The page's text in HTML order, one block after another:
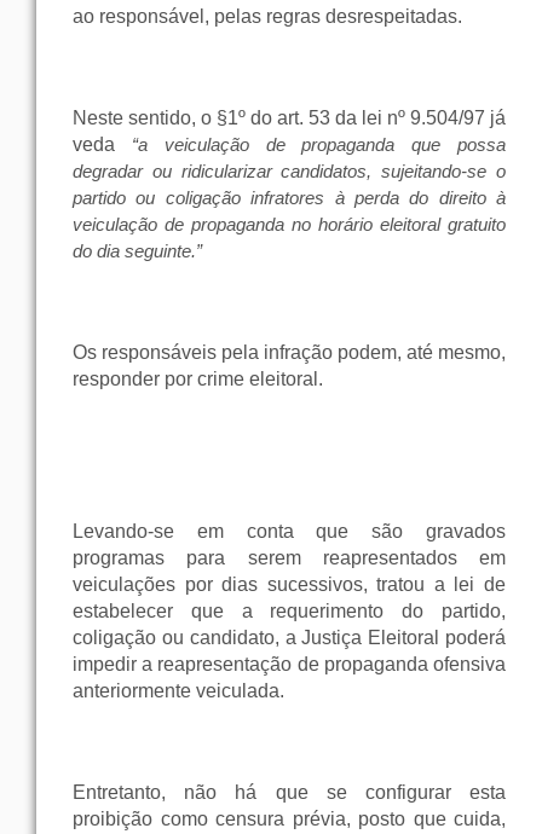
ao responsável, pelas regras desrespeitadas.
Neste sentido, o §1º do art. 53 da lei nº 9.504/97 já
veda
“a veiculação de propaganda que possa
degradar ou ridicularizar candidatos, sujeitando-se o
partido ou coligação infratores à perda do direito à
veiculação de propaganda no horário eleitoral gratuito
do dia seguinte.”
Os responsáveis pela infração podem, até mesmo,
responder por crime eleitoral.
Levando-se em conta que são gravados
programas para serem reapresentados em
veiculações por dias sucessivos, tratou a lei de
estabelecer que a requerimento do partido,
coligação ou candidato, a Justiça Eleitoral poderá
impedir a reapresentação de propaganda ofensiva
anteriormente veiculada.
Entretanto, não há que se configurar esta
proibição como censura prévia, posto que cuida,